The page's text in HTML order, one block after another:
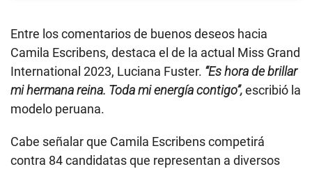
Entre los comentarios de buenos deseos hacia
Camila Escribens, destaca el de la actual Miss Grand
International 2023, Luciana Fuster. “Es hora de brillar
mi hermana reina. Toda mi energía contigo”,escribió la
modelo peruana.
Cabe señalar que Camila Escribens competirá
contra 84 candidatas que representan a diversos